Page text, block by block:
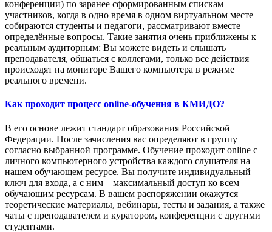
конференции) по заранее сформированным спискам
участников, когда в одно время в одном виртуальном месте
собираются студенты и педагоги, рассматривают вместе
определённые вопросы. Такие занятия очень приближены к
реальным аудиторным: Вы можете видеть и слышать
преподавателя, общаться с коллегами, только все действия
происходят на мониторе Вашего компьютера в режиме
реального времени.
Как проходит процесс online-обучения в КМИДО?
В его основе лежит стандарт образования Российской
Федерации. После зачисления вас определяют в группу
согласно выбранной программе. Обучение проходит online с
личного компьютерного устройства каждого слушателя на
нашем обучающем ресурсе. Вы получите индивидуальный
ключ для входа, а с ним – максимальный доступ ко всем
обучающим ресурсам. В вашем распоряжении окажутся
теоретические материалы, вебинары, тесты и задания, а также
чаты с преподавателем и куратором, конференции с другими
студентами.